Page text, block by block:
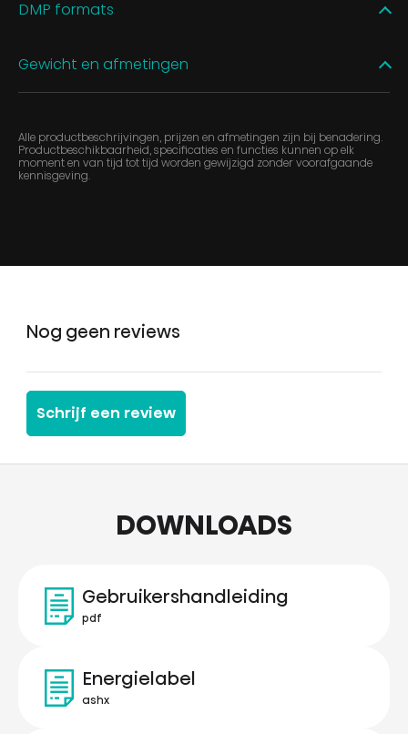
DMP formats
Gewicht en afmetingen
Alle productbeschrijvingen, prijzen en afmetingen zijn bij benadering.
Productbeschikbaarheid, specificaties en functies kunnen op elk
moment en van tijd tot tijd worden gewijzigd zonder voorafgaande
kennisgeving.
Nog geen reviews
Schrijf een review
DOWNLOADS
Gebruikershandleiding
pdf
Energielabel
ashx